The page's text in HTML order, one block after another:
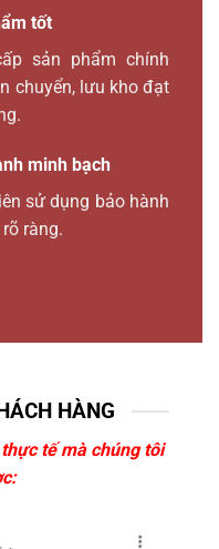
tốt
sản phẩm chính
chuyển, lưu kho đạt
minh bạch
sử dụng bảo hành
ràng.
HÀNG
tế mà chúng tôi